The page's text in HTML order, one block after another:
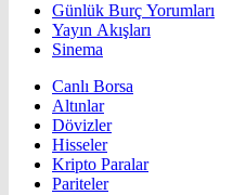
Günlük Burç Yorumları
Yayın Akışları
Sinema
Canlı Borsa
Altınlar
Dövizler
Hisseler
Kripto Paralar
Pariteler